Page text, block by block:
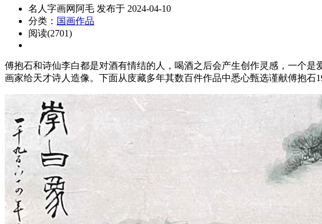
名人字画网阿毛 发布于 2024-04-10
分类： 国画作品
阅读(2701)
傅抱石和诗仙李白都是对酒有情结的人，喝酒之后会产生创作灵感，一个
画家给天才诗人造像。下面从庋藏多年其数百件作品中悉心甄选谨献傅抱石